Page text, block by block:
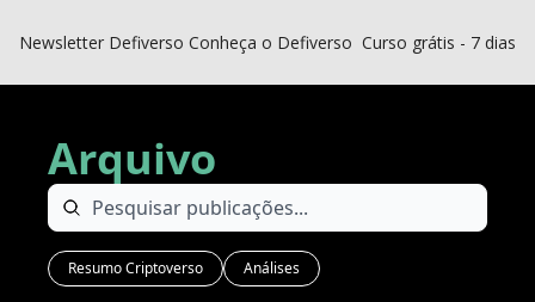
Newsletter Defiverso Conheça o Defiverso Curso grátis - 7 dias
Arquivo
Resumo Criptoverso Análises